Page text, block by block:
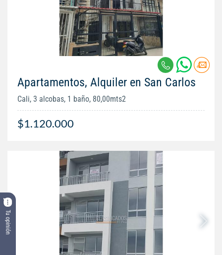
Tu opinión
Apartamentos, Alquiler en San Carlos
Cali, 3 alcobas, 1 baño, 80,00mts2
$1.120.000